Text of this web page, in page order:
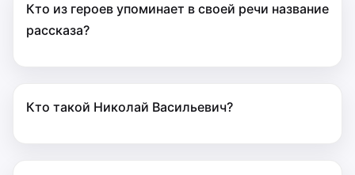
Кто из героев упоминает в своей речи название
рассказа?
Кто такой Николай Васильевич?